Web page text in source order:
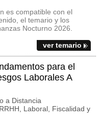
es compatible con el
el temario y los
Nocturno 2026.
ver temario
para el
Laborales A
a Distancia
Laboral, Fiscalidad y